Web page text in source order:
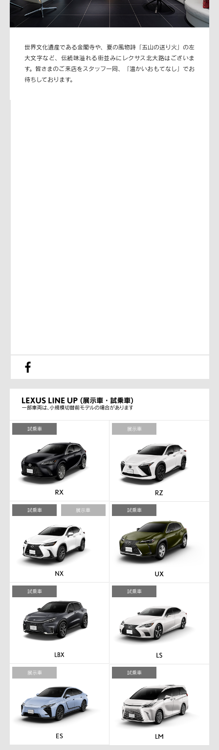
世界文化遺産である金閣寺や、夏の風物詩「五山の送り火」の左
大文字など、伝統味溢れる街並みにレクサス北大路はございま
す。皆さまのご来店をスタッフ一同、「温かいおもてなし」でお
待ちしております。
試乗車 展示車
試乗車 展示車 試乗車
試乗車 試乗車
展示車 試乗車